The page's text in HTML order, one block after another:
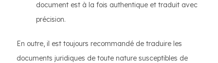
document est à la fois authentique et traduit avec
précision.
En outre, il est toujours recommandé de traduire les
documents juridiques de toute nature susceptibles de